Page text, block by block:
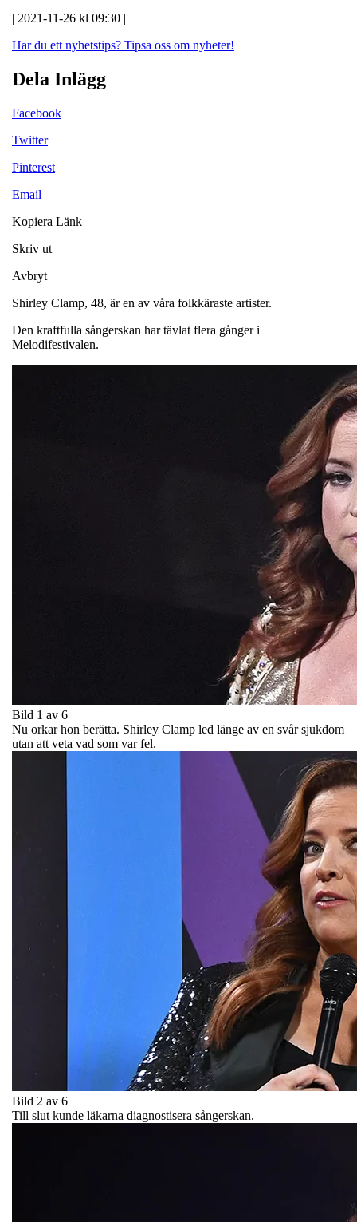
| 2021-11-26 kl 09:30 |
Har du ett nyhetstips? Tipsa oss om nyheter!
Dela Inlägg
Facebook
Twitter
Pinterest
Email
Kopiera Länk
Skriv ut
Avbryt
Shirley Clamp, 48, är en av våra folkkäraste artister.
Den kraftfulla sångerskan har tävlat flera gånger i
Melodifestivalen.
Bild 1 av 6
Nu orkar hon berätta. Shirley Clamp led länge av en svår sjukdom
utan att veta vad som var fel.
Bild 2 av 6
Till slut kunde läkarna diagnostisera sångerskan.